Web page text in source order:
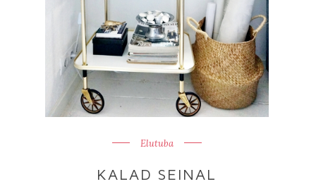
Elutuba
KALAD SEINAL